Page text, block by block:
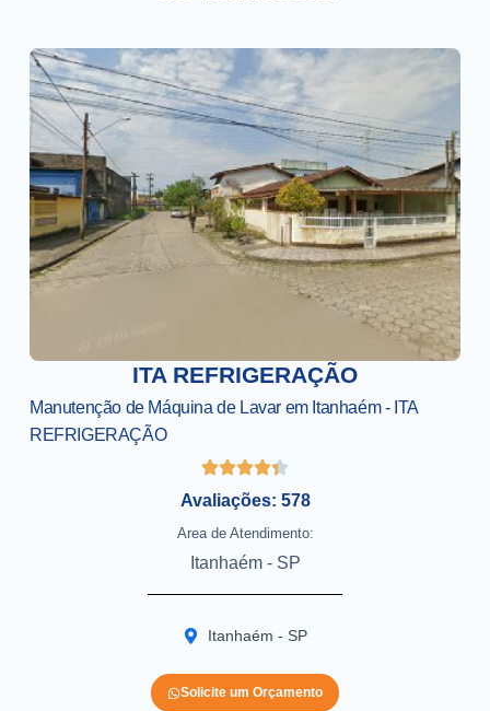
ITA REFRIGERAÇÃO
Manutenção de Máquina de Lavar em Itanhaém - ITA
REFRIGERAÇÃO
Avaliações: 578
Area de Atendimento:
Itanhaém - SP
Itanhaém - SP
Solicite um Orçamento